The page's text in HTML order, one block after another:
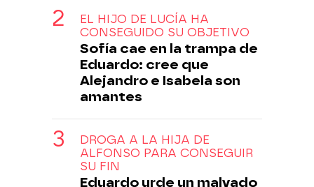
EL HIJO DE LUCÍA HA
CONSEGUIDO SU OBJETIVO
Sofía cae en la trampa de
Eduardo: cree que
Alejandro e Isabela son
amantes
DROGA A LA HIJA DE
ALFONSO PARA CONSEGUIR
SU FIN
Eduardo urde un malvado